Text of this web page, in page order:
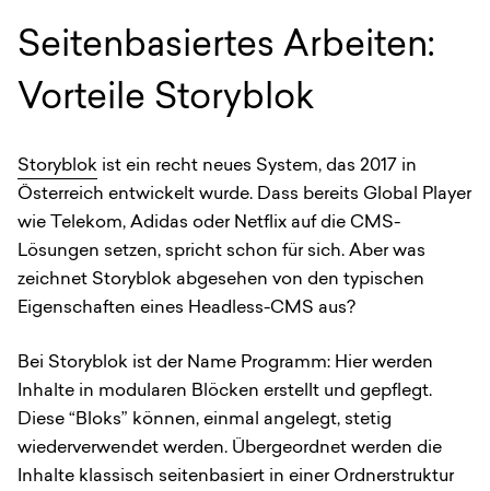
Seitenbasiertes Arbeiten:
Vorteile Storyblok
Storyblok ist ein recht neues System, das 2017 in
Österreich entwickelt wurde. Dass bereits Global Player
wie Telekom, Adidas oder Netflix auf die CMS-
Lösungen setzen, spricht schon für sich. Aber was
zeichnet Storyblok abgesehen von den typischen
Eigenschaften eines Headless-CMS aus?
Bei Storyblok ist der Name Programm: Hier werden
Inhalte in modularen Blöcken erstellt und gepflegt.
Diese “Bloks” können, einmal angelegt, stetig
wiederverwendet werden. Übergeordnet werden die
Inhalte klassisch seitenbasiert in einer Ordnerstruktur